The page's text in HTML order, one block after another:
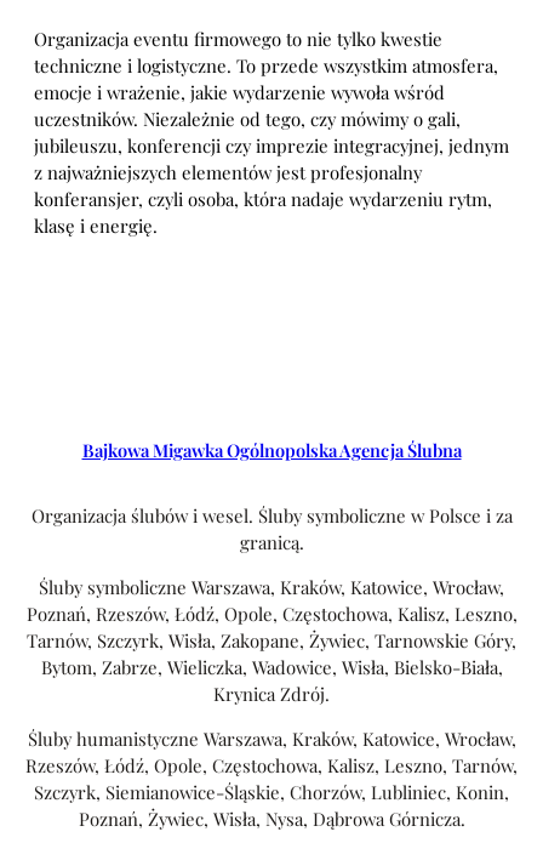
Organizacja eventu firmowego to nie tylko kwestie
techniczne i logistyczne. To przede wszystkim atmosfera,
emocje i wrażenie, jakie wydarzenie wywoła wśród
uczestników. Niezależnie od tego, czy mówimy o gali,
jubileuszu, konferencji czy imprezie integracyjnej, jednym
z najważniejszych elementów jest profesjonalny
konferansjer, czyli osoba, która nadaje wydarzeniu rytm,
klasę i energię.
Bajkowa Migawka Ogólnopolska Agencja Ślubna
Organizacja ślubów i wesel. Śluby symboliczne w Polsce i za
granicą.
Śluby symboliczne Warszawa, Kraków, Katowice, Wrocław,
Poznań, Rzeszów, Łódź, Opole, Częstochowa, Kalisz, Leszno,
Tarnów, Szczyrk, Wisła, Zakopane, Żywiec, Tarnowskie Góry,
Bytom, Zabrze, Wieliczka, Wadowice, Wisła, Bielsko-Biała,
Krynica Zdrój.
Śluby humanistyczne Warszawa, Kraków, Katowice, Wrocław,
Rzeszów, Łódź, Opole, Częstochowa, Kalisz, Leszno, Tarnów,
Szczyrk, Siemianowice-Śląskie, Chorzów, Lubliniec, Konin,
Poznań, Żywiec, Wisła, Nysa, Dąbrowa Górnicza.